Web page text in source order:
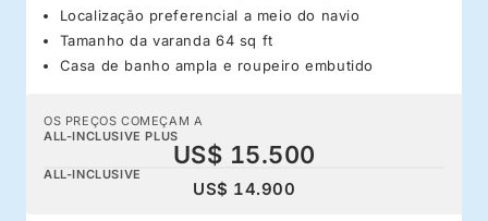
Localização preferencial a meio do navio
Tamanho da varanda 64 sq ft
Casa de banho ampla e roupeiro embutido
OS PREÇOS COMEÇAM A
ALL-INCLUSIVE PLUS
US$ 15.500
ALL-INCLUSIVE
US$ 14.900